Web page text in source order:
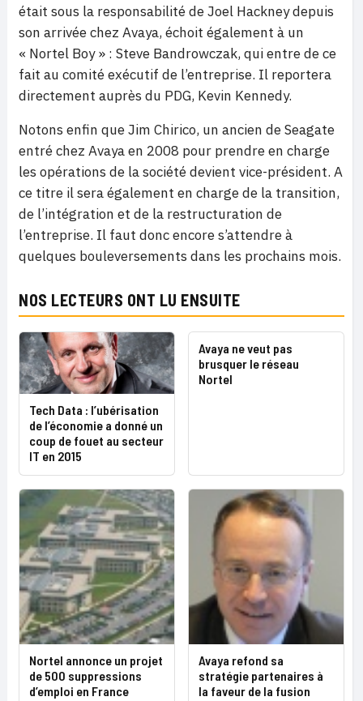
était sous la responsabilité de Joel Hackney depuis
son arrivée chez Avaya, échoit également à un
« Nortel Boy » : Steve Bandrowczak, qui entre de ce
fait au comité exécutif de l’entreprise. Il reportera
directement auprès du PDG, Kevin Kennedy.
Notons enfin que Jim Chirico, un ancien de Seagate
entré chez Avaya en 2008 pour prendre en charge
les opérations de la société devient vice-président. A
ce titre il sera également en charge de la transition,
de l’intégration et de la restructuration de
l’entreprise. Il faut donc encore s’attendre à
quelques bouleversements dans les prochains mois.
NOS LECTEURS ONT LU ENSUITE
Tech Data : l’ubérisation
de l’économie a donné un
coup de fouet au secteur
IT en 2015
Avaya ne veut pas
brusquer le réseau
Nortel
Nortel annonce un projet
de 500 suppressions
d’emploi en France
Avaya refond sa
stratégie partenaires à
la faveur de la fusion